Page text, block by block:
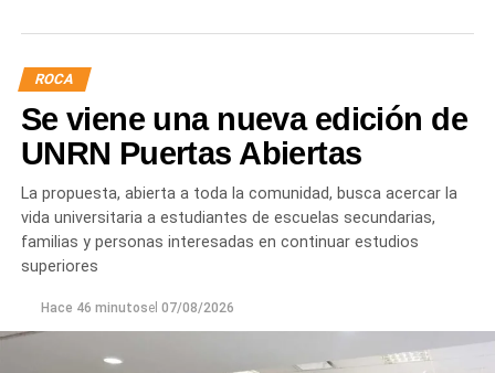
ROCA
Se viene una nueva edición de
UNRN Puertas Abiertas
La propuesta, abierta a toda la comunidad, busca acercar la
vida universitaria a estudiantes de escuelas secundarias,
familias y personas interesadas en continuar estudios
superiores
Hace 46 minutosel 07/08/2026